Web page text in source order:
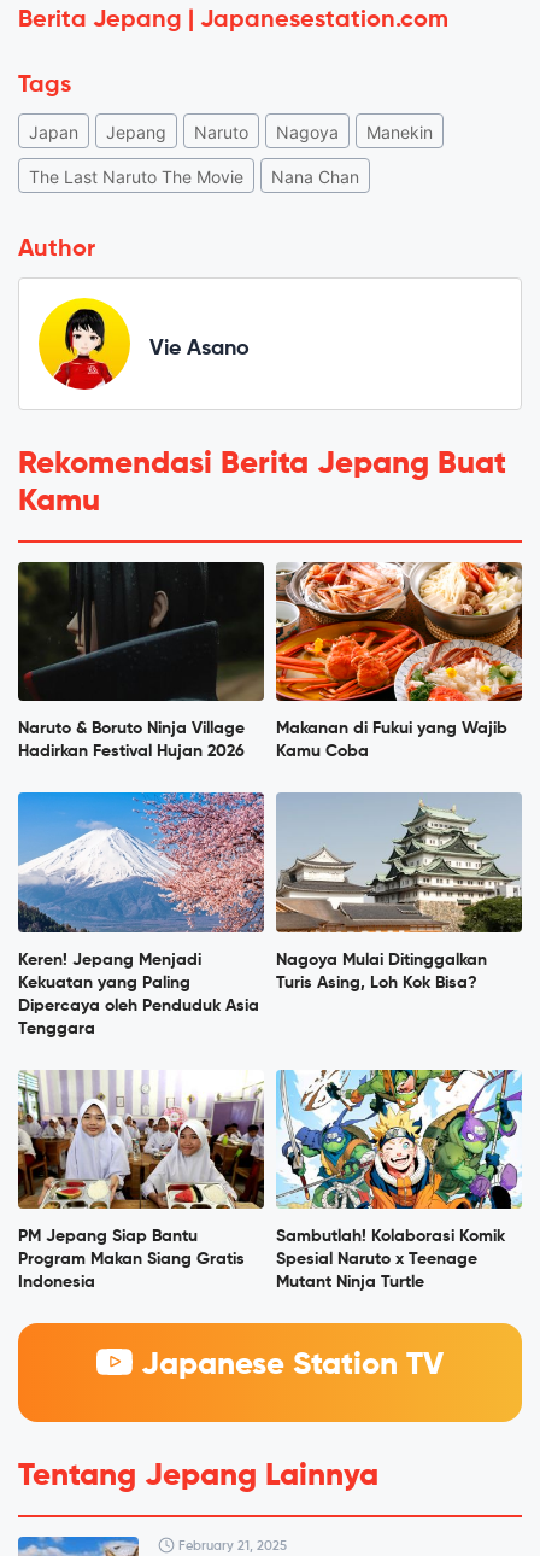
Berita Jepang | Japanesestation.com
Tags
Japan Jepang Naruto Nagoya Manekin
The Last Naruto The Movie Nana Chan
Author
Vie Asano
Rekomendasi Berita Jepang Buat
Kamu
Naruto & Boruto Ninja Village
Hadirkan Festival Hujan 2026
Makanan di Fukui yang Wajib
Kamu Coba
Keren! Jepang Menjadi
Kekuatan yang Paling
Dipercaya oleh Penduduk Asia
Tenggara
Nagoya Mulai Ditinggalkan
Turis Asing, Loh Kok Bisa?
PM Jepang Siap Bantu
Program Makan Siang Gratis
Indonesia
Sambutlah! Kolaborasi Komik
Spesial Naruto x Teenage
Mutant Ninja Turtle
Japanese Station TV
Tentang Jepang Lainnya
February 21, 2025